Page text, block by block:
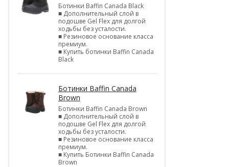
Ботинки Baffin Canada Black
■ Дополнительный слой в
подошве Gel Flex для долгой
ходьбы без усталости.
■ Резиновое основание класса
премиум.
■ Купить ботинки Baffin Canada
Black
Ботинки Baffin Canada
Brown
Ботинки Baffin Canada Brown
■ Дополнительный слой в
подошве Gel Flex для долгой
ходьбы без усталости.
■ Резиновое основание класса
премиум.
■ Купить Ботинки Baffin Canada
Brown